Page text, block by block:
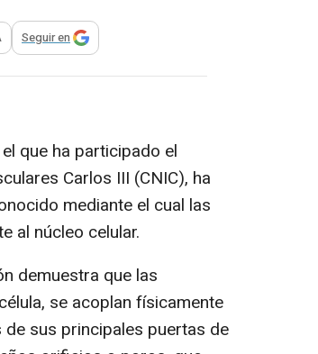
para compartir
Seguir en
que ha participado el
Carlos III (CNIC), ha
mediante el cual las
al núcleo celular.
demuestra que las
se acoplan físicamente
sus principales puertas de